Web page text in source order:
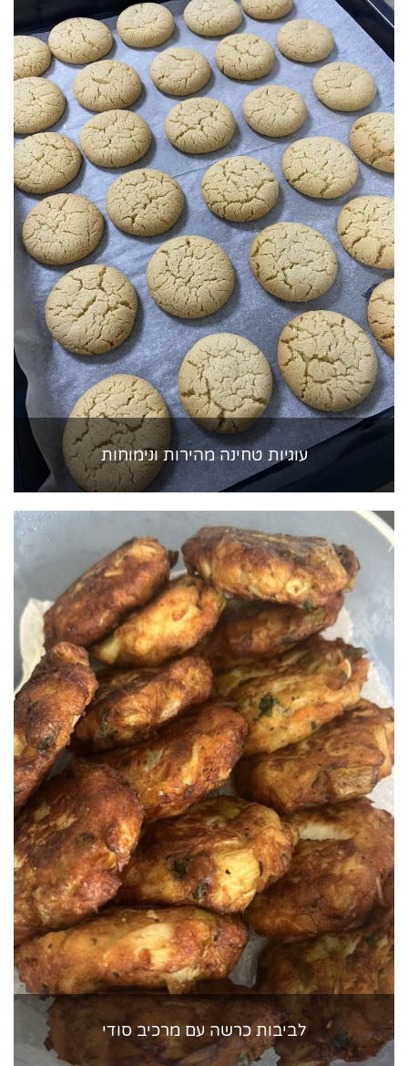
עוגיות טחינה מהירות ונימוחות
לביבות כרשה עם מרכיב סודי